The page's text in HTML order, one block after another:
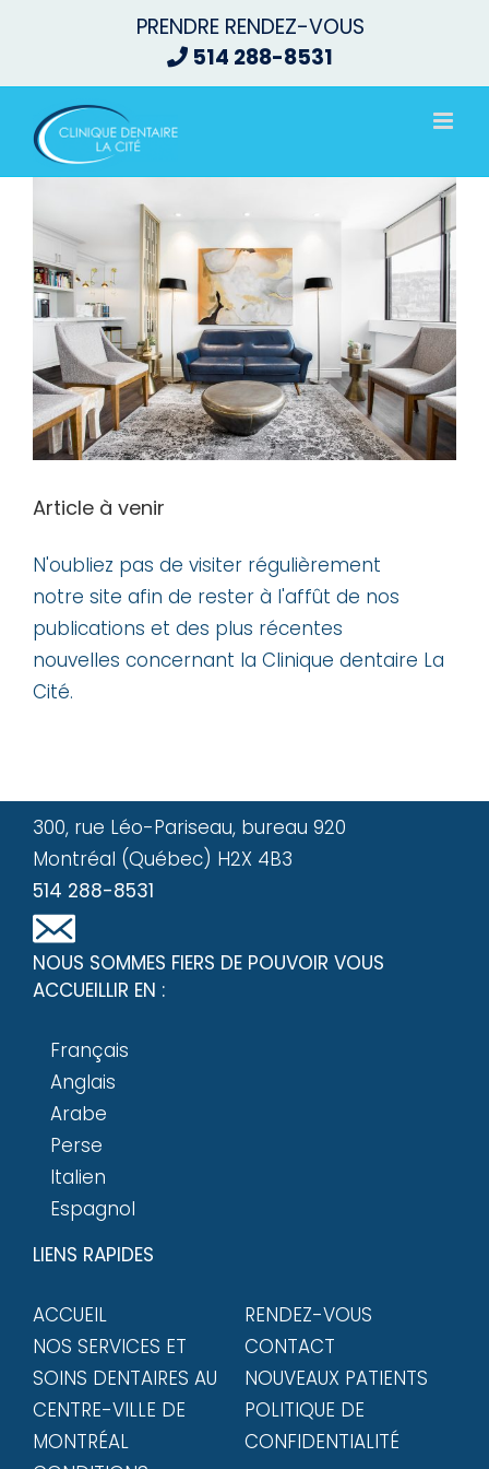
PRENDRE RENDEZ-VOUS
514 288-8531
Article à venir
N'oubliez pas de visiter régulièrement
notre site afin de rester à l'affût de nos
publications et des plus récentes
nouvelles concernant la Clinique dentaire La
Cité.
300, rue Léo-Pariseau, bureau 920
Montréal (Québec) H2X 4B3
514 288-8531
NOUS SOMMES FIERS DE POUVOIR VOUS
ACCUEILLIR EN :
Français
Anglais
Arabe
Perse
Italien
Espagnol
LIENS RAPIDES
ACCUEIL
RENDEZ-VOUS
NOS SERVICES ET
SOINS DENTAIRES AU
CENTRE-VILLE DE
MONTRÉAL
CONTACT
NOUVEAUX PATIENTS
POLITIQUE DE
CONFIDENTIALITÉ